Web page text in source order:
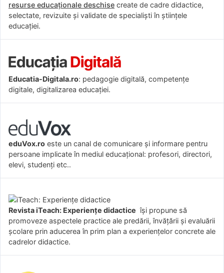
resurse educaționale deschise create de cadre didactice,
selectate, revizuite și validate de specialiști în științele
educației.
Educatia-Digitala.ro: pedagogie digitală, competențe
digitale, digitalizarea educației.
eduVox.ro este un canal de comunicare și informare pentru
persoane implicate în mediul educațional: profesori, directori,
elevi, studenți etc..
Revista iTeach: Experienţe didactice îşi propune să
promoveze aspectele practice ale predării, învăţării şi evaluării
şcolare prin aducerea în prim plan a experienţelor concrete ale
cadrelor didactice.